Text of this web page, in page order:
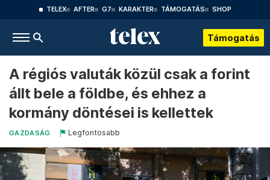
TELEX AFTER G7 KARAKTER TÁMOGATÁS SHOP
Támogatás
A régiós valuták közül csak a forint
állt bele a földbe, és ehhez a
kormány döntései is kellettek
GAZDASÁG Legfontosabb